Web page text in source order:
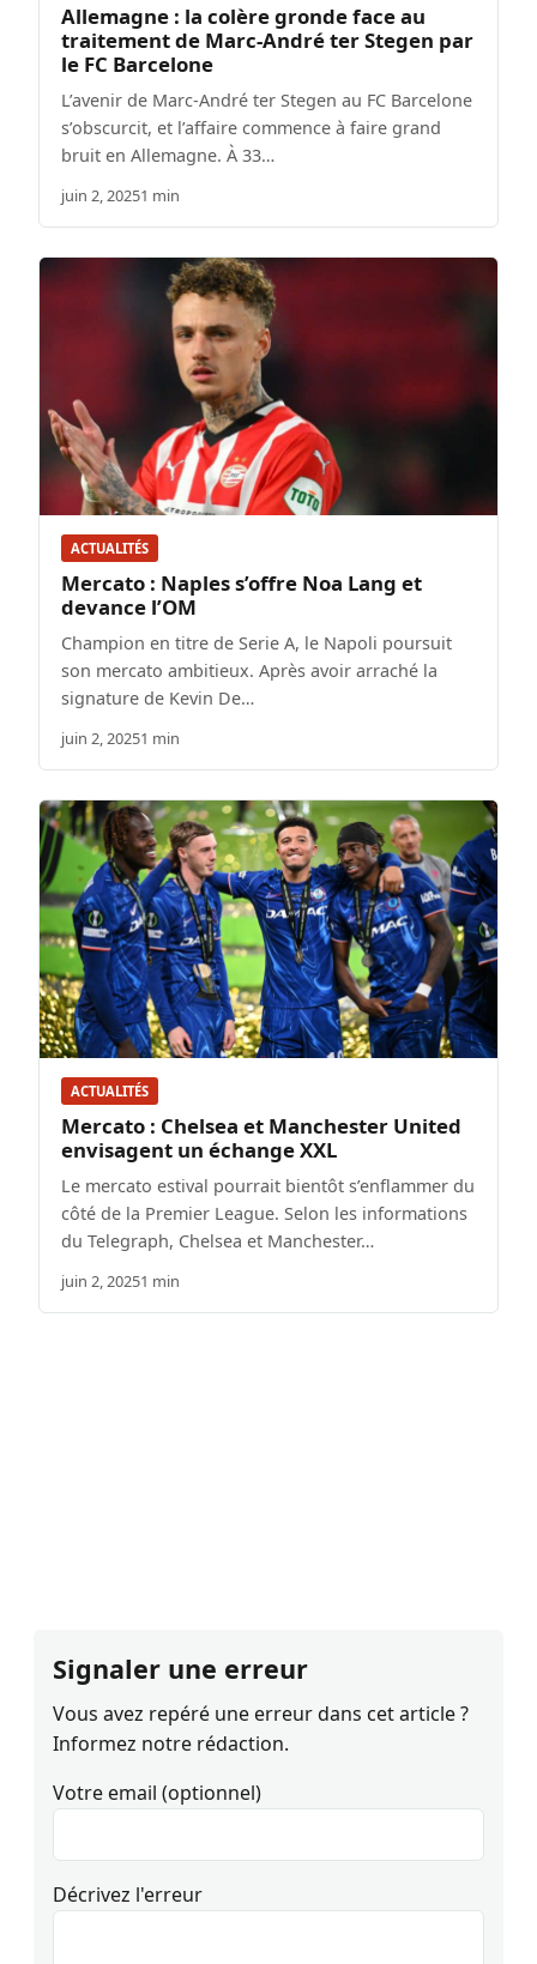
Allemagne : la colère gronde face au
traitement de Marc-André ter Stegen par
le FC Barcelone
L’avenir de Marc-André ter Stegen au FC Barcelone
s’obscurcit, et l’affaire commence à faire grand
bruit en Allemagne. À 33…
juin 2, 20251 min
ACTUALITÉS
Mercato : Naples s’offre Noa Lang et
devance l’OM
Champion en titre de Serie A, le Napoli poursuit
son mercato ambitieux. Après avoir arraché la
signature de Kevin De…
juin 2, 20251 min
ACTUALITÉS
Mercato : Chelsea et Manchester United
envisagent un échange XXL
Le mercato estival pourrait bientôt s’enflammer du
côté de la Premier League. Selon les informations
du Telegraph, Chelsea et Manchester…
juin 2, 20251 min
Signaler une erreur
Vous avez repéré une erreur dans cet article ?
Informez notre rédaction.
Votre email (optionnel)
Décrivez l'erreur